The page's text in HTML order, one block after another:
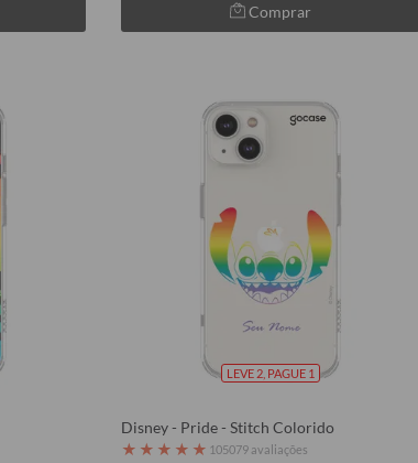
Comprar
LEVE 2, PAGUE 1
Disney - Pride - Stitch Colorido
★ ★ ★ ★ ★ 105079 avaliações